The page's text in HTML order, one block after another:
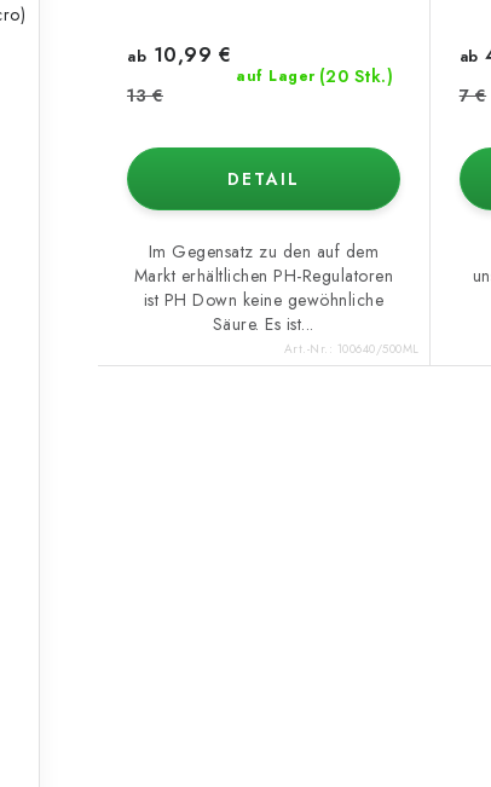
i
r
u
n
g
e
auf Lager (20 Stk.)
ab 10,99 €
13 €
DETAIL
Im Gegensatz zu den auf dem
Markt erhältlichen PH-Regulatoren
ist PH Down keine gewöhnliche
Säure. Es ist...
Art.-Nr.: 100640/500ML
ab
7 €